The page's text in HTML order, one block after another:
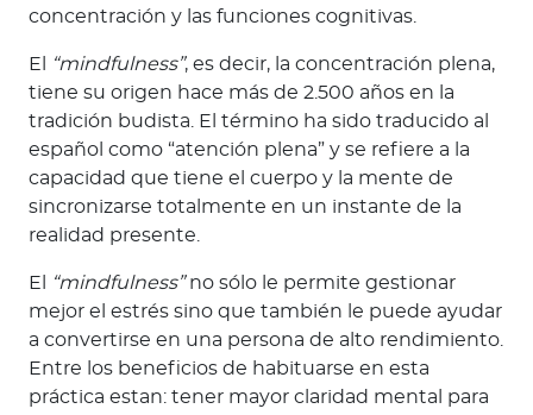
concentración y las funciones cognitivas.
El “mindfulness”, es decir, la concentración plena,
tiene su origen hace más de 2.500 años en la
tradición budista. El término ha sido traducido al
español como “atención plena” y se refiere a la
capacidad que tiene el cuerpo y la mente de
sincronizarse totalmente en un instante de la
realidad presente.
El “mindfulness”no sólo le permite gestionar
mejor el estrés sino que también le puede ayudar
a convertirse en una persona de alto rendimiento.
Entre los beneficios de habituarse en esta
práctica estan: tener mayor claridad mental para